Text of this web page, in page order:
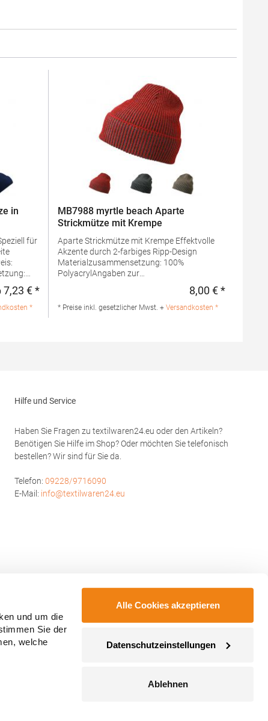
und um die
Sie der
welche
Alle Cookies akzeptieren
Datenschutzeinstellungen
Ablehnen
in
Regulärer Preis:
7,23 € *
*
MB7988 myrtle beach Aparte
Strickmütze mit Krempe
Aparte Strickmütze mit Krempe Effektvolle
Akzente durch 2-farbiges Ripp-Design
Materialzusammensetzung: 100%
PolyacrylAngaben zur
MB7988Hersteller: Gustav Daiber GmbH Vor
dem Weißen Stein 25-31 72461 Albstadt
Regulärer
8,00 € *
* Preise inkl. gesetzlicher Mwst. + Versandkosten *
Hilfe und Service
Haben Sie Fragen zu textilwaren24.eu oder den Artikeln?
Benötigen Sie Hilfe im Shop? Oder möchten Sie telefonisch
bestellen? Wir sind für Sie da.
Telefon: 09228/9716090
E-Mail: info@textilwaren24.eu